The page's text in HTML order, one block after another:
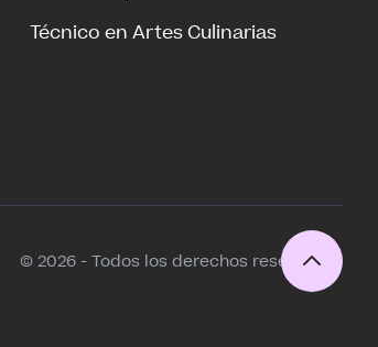
Técnico en Artes Culinarias
© 2026 - Todos los derechos reservados